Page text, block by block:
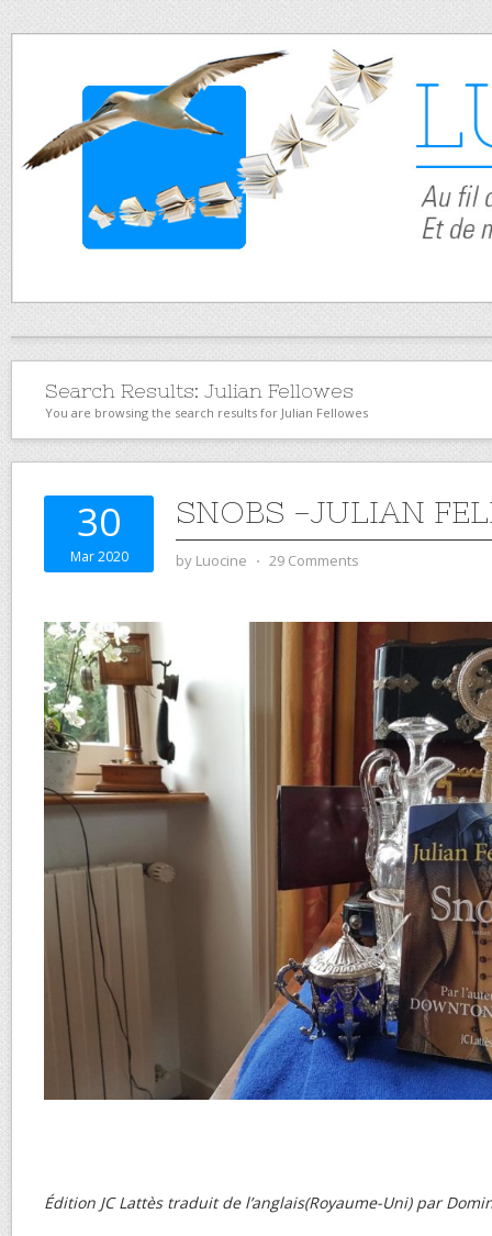
Search Results: Julian Fellowes
You are browsing the search results for Julian Fellowes
30
Mar 2020
SNOBS -JULIAN
by Luocine ⋅ 29 Comments
Édition JC Lattès traduit de l’anglais(Royaume-Uni) par